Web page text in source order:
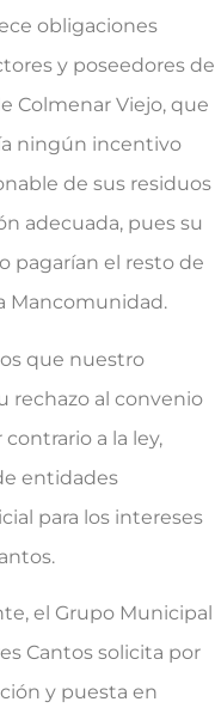
obligaciones
y poseedores de
Colmenar Viejo, que
ningún incentivo
de sus residuos
adecuada, pues su
pagarían el resto de
Mancomunidad.
que nuestro
rechazo al convenio
a la ley,
entidades
para los intereses
el Grupo Municipal
Cantos solicita por
y puesta en